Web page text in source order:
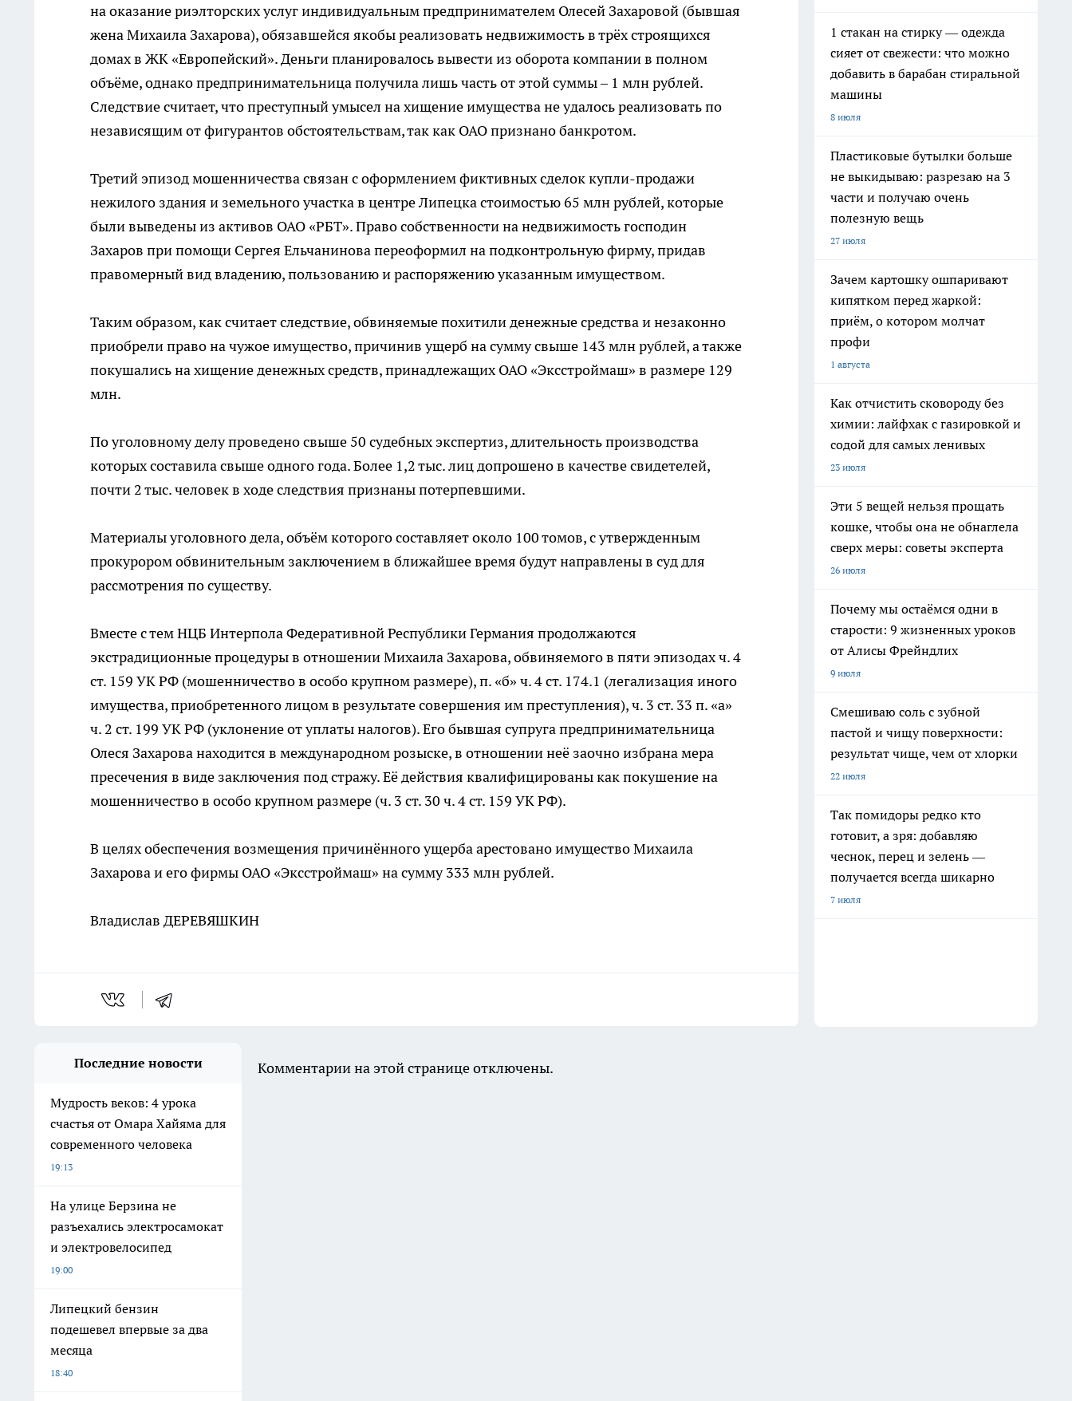
на оказание риэлторских услуг индивидуальным предпринимателем Олесей Захаровой (бывшая
жена Михаила Захарова), обязавшейся якобы реализовать недвижимость в трёх строящихся
домах в ЖК «Европейский». Деньги планировалось вывести из оборота компании в полном
объёме, однако предпринимательница получила лишь часть от этой суммы – 1 млн рублей.
Следствие считает, что преступный умысел на хищение имущества не удалось реализовать по
независящим от фигурантов обстоятельствам, так как ОАО признано банкротом.
Третий эпизод мошенничества связан с оформлением фиктивных сделок купли-продажи
нежилого здания и земельного участка в центре Липецка стоимостью 65 млн рублей, которые
были выведены из активов ОАО «РБТ». Право собственности на недвижимость господин
Захаров при помощи Сергея Ельчанинова переоформил на подконтрольную фирму, придав
правомерный вид владению, пользованию и распоряжению указанным имуществом.
Таким образом, как считает следствие, обвиняемые похитили денежные средства и незаконно
приобрели право на чужое имущество, причинив ущерб на сумму свыше 143 млн рублей, а также
покушались на хищение денежных средств, принадлежащих ОАО «Эксстроймаш» в размере 129
млн.
По уголовному делу проведено свыше 50 судебных экспертиз, длительность производства
которых составила свыше одного года. Более 1,2 тыс. лиц допрошено в качестве свидетелей,
почти 2 тыс. человек в ходе следствия признаны потерпевшими.
Материалы уголовного дела, объём которого составляет около 100 томов, с утвержденным
прокурором обвинительным заключением в ближайшее время будут направлены в суд для
рассмотрения по существу.
Вместе с тем НЦБ Интерпола Федеративной Республики Германия продолжаются
экстрадиционные процедуры в отношении Михаила Захарова, обвиняемого в пяти эпизодах ч. 4
ст. 159 УК РФ (мошенничество в особо крупном размере), п. «б» ч. 4 ст. 174.1 (легализация иного
имущества, приобретенного лицом в результате совершения им преступления), ч. 3 ст. 33 п. «а»
ч. 2 ст. 199 УК РФ (уклонение от уплаты налогов). Его бывшая супруга предпринимательница
Олеся Захарова находится в международном розыске, в отношении неё заочно избрана мера
пресечения в виде заключения под стражу. Её действия квалифицированы как покушение на
мошенничество в особо крупном размере (ч. 3 ст. 30 ч. 4 ст. 159 УК РФ).
В целях обеспечения возмещения причинённого ущерба арестовано имущество Михаила
Захарова и его фирмы ОАО «Эксстроймаш» на сумму 333 млн рублей.
Владислав ДЕРЕВЯШКИН
1 стакан на стирку — одежда
сияет от свежести: что можно
добавить в барабан стиральной
машины
8 июля
Пластиковые бутылки больше
не выкидываю: разрезаю на 3
части и получаю очень
полезную вещь
27 июля
Зачем картошку ошпаривают
кипятком перед жаркой:
приём, о котором молчат
профи
1 августа
Как отчистить сковороду без
химии: лайфхак с газировкой и
содой для самых ленивых
23 июля
Эти 5 вещей нельзя прощать
кошке, чтобы она не обнаглела
сверх меры: советы эксперта
26 июля
Почему мы остаёмся одни в
старости: 9 жизненных уроков
от Алисы Фрейндлих
9 июля
Смешиваю соль с зубной
пастой и чищу поверхности:
результат чище, чем от хлорки
22 июля
Так помидоры редко кто
готовит, а зря: добавляю
чеснок, перец и зелень —
получается всегда шикарно
7 июля
Последние новости
Мудрость веков: 4 урока
счастья от Омара Хайяма для
современного человека
19:13
На улице Берзина не
разъехались электросамокат
и электровелосипед
19:00
Липецкий бензин
подешевел впервые за два
месяца
18:40
Комментарии на этой странице отключены.